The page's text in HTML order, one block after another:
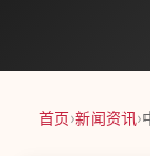
首页›新闻资讯›